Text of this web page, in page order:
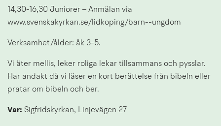
14,30-16,30 Juniorer – Anmälan via
www.svenskakyrkan.se/lidkoping/barn--ungdom
Verksamhet/ålder: åk 3-5.
Vi äter mellis, leker roliga lekar tillsammans och pysslar.
Har andakt då vi läser en kort berättelse från bibeln eller
pratar om bibeln och ber.
Var: Sigfridskyrkan, Linjevägen 27